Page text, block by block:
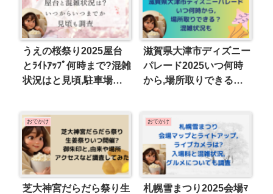
うえの桜祭り2025屋台
とﾗｲﾄｱｯﾌﾟ何時まで?混雑
状況はと見頃,駐車場も
滋賀県大津市ディズニー
パレード2025いつ何時
から,場所取りできる？
おでかけ
芝大神宮だらだら祭り生
おでかけ
札幌雪まつり2025会場ﾏ